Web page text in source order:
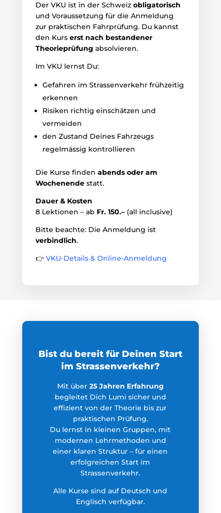
Der VKU ist in der Schweiz obligatorisch
und Voraussetzung für die Anmeldung
zur praktischen Fahrprüfung. Du kannst
den Kurs erst nach bestandener
Theorieprüfung absolvieren.
Im VKU lernst Du:
Gefahren im Strassenverkehr frühzeitig
erkennen
Risiken richtig einschätzen und
vermeiden
den Zustand Deines Fahrzeugs
regelmässig kontrollieren
Die Kurse finden abends oder am
Wochenendestatt.
Dauer & Kosten
8 Lektionen – ab Fr. 150.–(all inclusive)
Bitte beachte: Die Anmeldung ist
verbindlich.
👉 VKU-Details & Online-Anmeldung
Bist du bereit für Deinen Start
im Strassenverkehr?
Mit über 25 Jahren Erfahrung
begleitet Dich Lumi sicher und
effizient von der Theorie bis zur
praktischen Prüfung.
Du lernst in kleinen Gruppen, mit
modernen Lehrmethoden und
einer klaren Struktur – für einen
erfolgreichen Start im
Strassenverkehr.
Alle Kurse sind auf Deutsch und
Englisch verfügbar.